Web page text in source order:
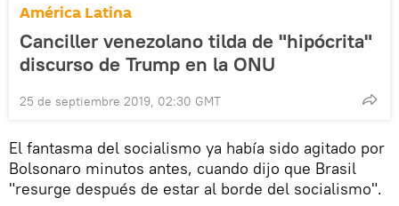
América Latina
Canciller venezolano tilda de "hipócrita"
discurso de Trump en la ONU
25 de septiembre 2019, 02:30 GMT
El fantasma del socialismo ya había sido agitado por
Bolsonaro minutos antes, cuando dijo que Brasil
"resurge después de estar al borde del socialismo".